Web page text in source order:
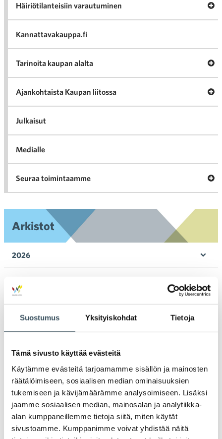
Suostumus Yksityiskohdat Tietoja
Tämä sivusto käyttää evästeitä
Käytämme evästeitä tarjoamamme sisällön ja mainosten
räätälöimiseen, sosiaalisen median ominaisuuksien
tukemiseen ja kävijämäärämme analysoimiseen. Lisäksi
jaamme sosiaalisen median, mainosalan ja analytiikka-
alan kumppaneillemme tietoja siitä, miten käytät
sivustoamme. Kumppanimme voivat yhdistää näitä
Häiriötilanteisiin varautuminen
Kannattavakauppa.fi
Tarinoita kaupan alalta
Ajankohtaista Kaupan liitossa
Julkaisut
Medialle
Seuraa toimintaamme
Arkistot
2026
2024
2023
2022
2021
2020
2019